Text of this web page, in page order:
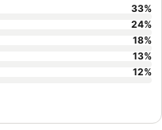
en ønskelig udsigt for at
rigelige plads.
33%
24%
18%
13%
12%